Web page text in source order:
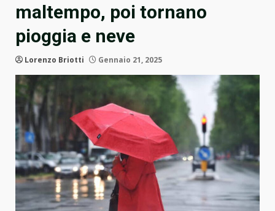
maltempo, poi tornano
pioggia e neve
Lorenzo Briotti Gennaio 21, 2025